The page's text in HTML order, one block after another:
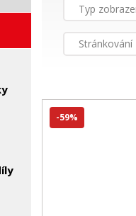
Typ
Stránkování
-59%